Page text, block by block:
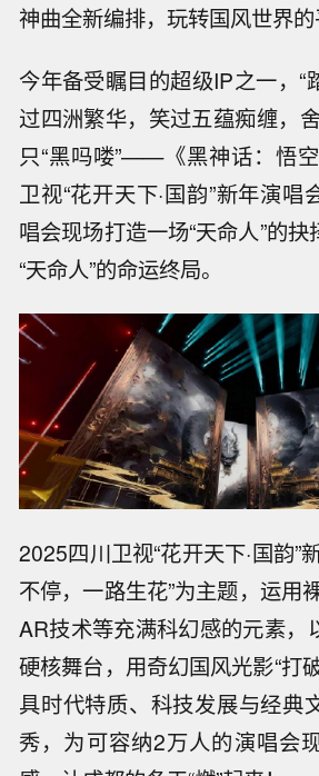
神曲全新编排，玩转国风世界的
今年备受瞩目的超级IP之一，“
过四洲繁华，笑过五蕴痴缠，
只“黑吗喽”——《黑神话：悟
卫视“花开天下·国韵”新年演唱
唱会现场打造一场“天命人”的
“天命人”的命运终局。
2025四川卫视“花开天下·国韵”
不停，一路生花”为主题，运用
AR技术等充满科幻感的元素，
硬核舞台，用奇幻国风光影“打
具时代特质、科技发展与经典
秀，为可容纳2万人的演唱会